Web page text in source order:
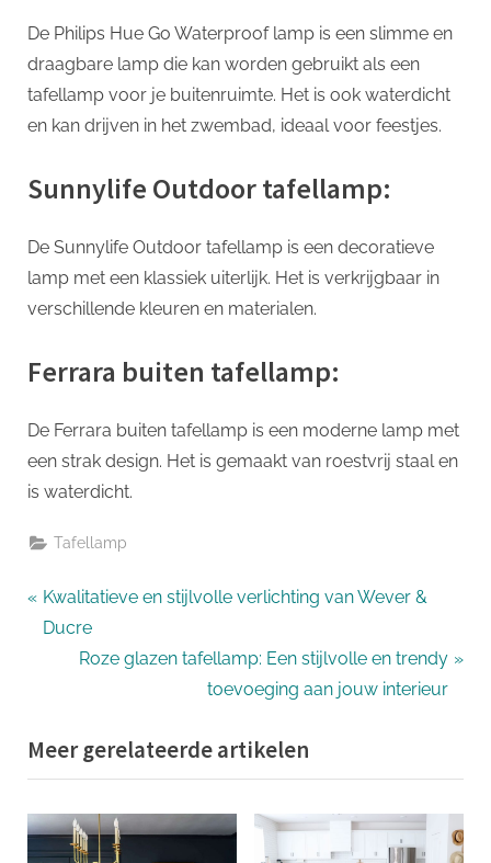
De Philips Hue Go Waterproof lamp is een slimme en
draagbare lamp die kan worden gebruikt als een
tafellamp voor je buitenruimte. Het is ook waterdicht
en kan drijven in het zwembad, ideaal voor feestjes.
Sunnylife Outdoor tafellamp:
De Sunnylife Outdoor tafellamp is een decoratieve
lamp met een klassiek uiterlijk. Het is verkrijgbaar in
verschillende kleuren en materialen.
Ferrara buiten tafellamp:
De Ferrara buiten tafellamp is een moderne lamp met
een strak design. Het is gemaakt van roestvrij staal en
is waterdicht.
Tafellamp
Bericht
navigatie
P
r
o
u
s
P
Kwalitatieve en stijlvolle verlichting van Wever &
Ducre
N
t
P
o
s
Roze glazen tafellamp: Een stijlvolle en trendy
toevoeging aan jouw interieur
Meer gerelateerde artikelen